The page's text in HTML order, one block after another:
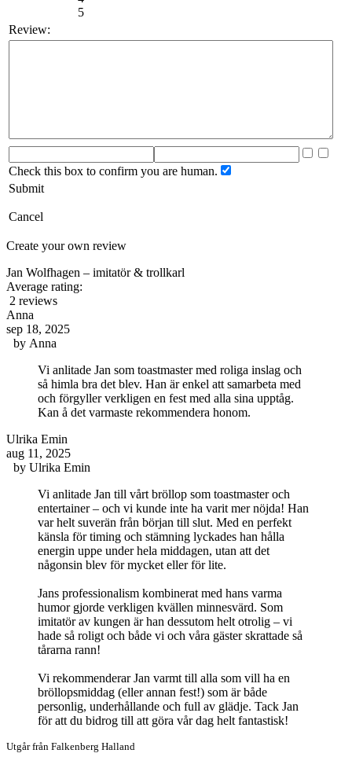
5
Review:
Check this box to confirm you are human.
Submit
Cancel
Create your own review
Jan Wolfhagen – imitatör & trollkarl
Average rating:
2 reviews
Anna
sep 18, 2025
by Anna
Vi anlitade Jan som toastmaster med roliga inslag och
så himla bra det blev. Han är enkel att samarbeta med
och förgyller verkligen en fest med alla sina upptåg.
Kan å det varmaste rekommendera honom.
Ulrika Emin
aug 11, 2025
by Ulrika Emin
Vi anlitade Jan till vårt bröllop som toastmaster och
entertainer – och vi kunde inte ha varit mer nöjda! Han
var helt suverän från början till slut. Med en perfekt
känsla för timing och stämning lyckades han hålla
energin uppe under hela middagen, utan att det
någonsin blev för mycket eller för lite.
Jans professionalism kombinerat med hans varma
humor gjorde verkligen kvällen minnesvärd. Som
imitatör av kungen är han dessutom helt otrolig – vi
hade så roligt och både vi och våra gäster skrattade så
tårarna rann!
Vi rekommenderar Jan varmt till alla som vill ha en
bröllopsmiddag (eller annan fest!) som är både
personlig, underhållande och full av glädje. Tack Jan
för att du bidrog till att göra vår dag helt fantastisk!
Utgår från Falkenberg Halland